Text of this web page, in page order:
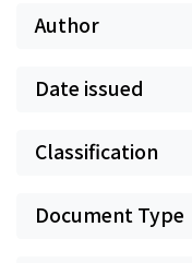
Author
Date issued
Classification
Document Type